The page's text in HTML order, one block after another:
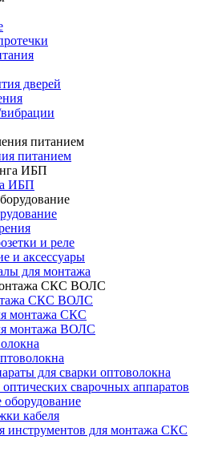
дверей
питанием
ИБП
и реле
и аксессуары
для монтажа
СКС ВОЛС
монтажа СКС
монтажа ВОЛС
для сварки оптоволокна
сварочных аппаратов
оборудование
кабеля
инструментов для монтажа СКС